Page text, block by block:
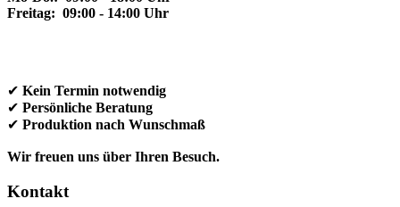
Freitag: 09:00 - 14:00 Uhr
✔ Kein Termin notwendig
✔ Persönliche Beratung
✔ Produktion nach Wunschmaß
Wir freuen uns über Ihren Besuch.
Kontakt